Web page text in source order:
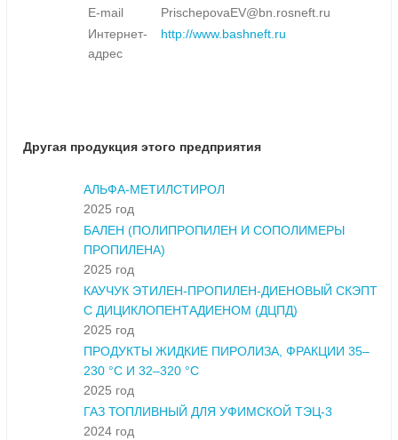
E-mail
PrischepovaEV@bn.rosneft.ru
Интернет-
адрес
http://www.bashneft.ru
Другая продукция этого предприятия
АЛЬФА-МЕТИЛСТИРОЛ
2025 год
БАЛЕН (ПОЛИПРОПИЛЕН И СОПОЛИМЕРЫ
ПРОПИЛЕНА)
2025 год
КАУЧУК ЭТИЛЕН-ПРОПИЛЕН-ДИЕНОВЫЙ СКЭПТ
С ДИЦИКЛОПЕНТАДИЕНОМ (ДЦПД)
2025 год
ПРОДУКТЫ ЖИДКИЕ ПИРОЛИЗА, ФРАКЦИИ 35–
230 °С И 32–320 °С
2025 год
ГАЗ ТОПЛИВНЫЙ ДЛЯ УФИМСКОЙ ТЭЦ-3
2024 год